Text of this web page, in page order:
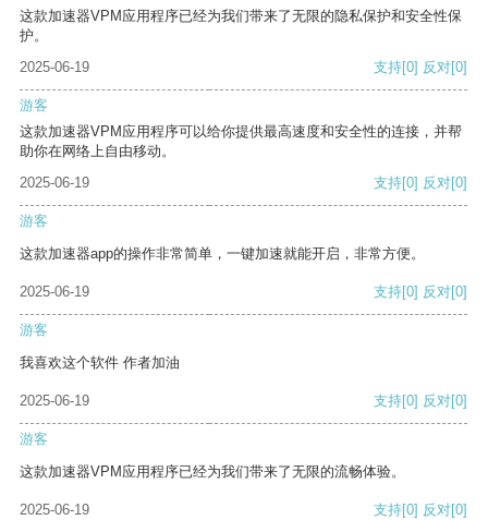
这款加速器VPM应用程序已经为我们带来了无限的隐私保护和安全性保
护。
2025-06-19
支持[0] 反对[0]
游客
这款加速器VPM应用程序可以给你提供最高速度和安全性的连接，并帮
助你在网络上自由移动。
2025-06-19
支持[0] 反对[0]
游客
这款加速器app的操作非常简单，一键加速就能开启，非常方便。
2025-06-19 支持[0] 反对[0]
游客
我喜欢这个软件 作者加油
2025-06-19 支持[0] 反对[0]
游客
这款加速器VPM应用程序已经为我们带来了无限的流畅体验。
2025-06-19 支持[0] 反对[0]